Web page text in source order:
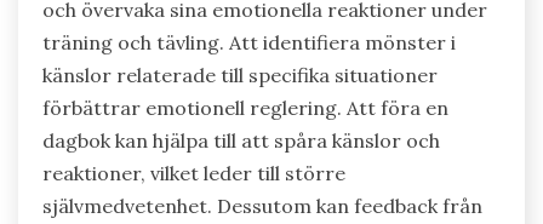
och övervaka sina emotionella reaktioner under
träning och tävling. Att identifiera mönster i
känslor relaterade till specifika situationer
förbättrar emotionell reglering. Att föra en
dagbok kan hjälpa till att spåra känslor och
reaktioner, vilket leder till större
självmedvetenhet. Dessutom kan feedback från